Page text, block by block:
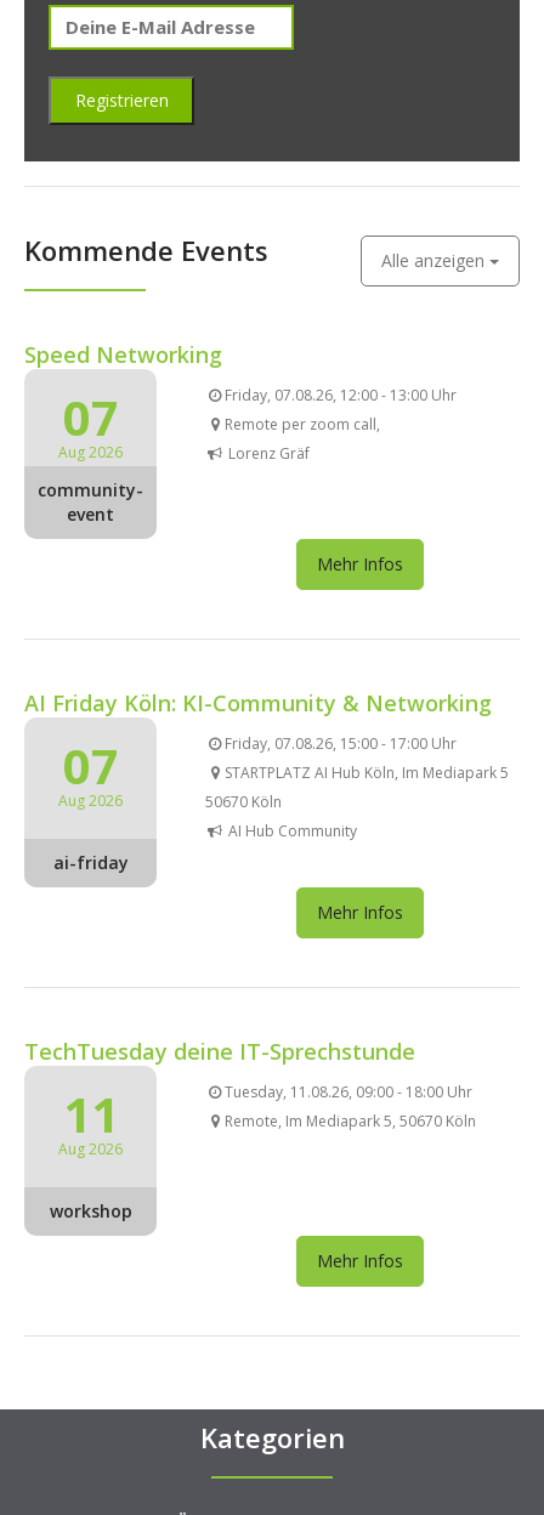
Kommende Events Alle anzeigen
Speed Networking
07
Aug 2026
community-
event
Friday, 07.08.26, 12:00 - 13:00 Uhr
Remote per zoom call,
Lorenz Gräf
Mehr Infos
AI Friday Köln: KI-Community & Networking
07
Aug 2026
ai-friday
Friday, 07.08.26, 15:00 - 17:00 Uhr
STARTPLATZ AI Hub Köln, Im Mediapark 5
50670 Köln
AI Hub Community
Mehr Infos
TechTuesday deine IT-Sprechstunde
11
Aug 2026
workshop
Tuesday, 11.08.26, 09:00 - 18:00 Uhr
Remote, Im Mediapark 5, 50670 Köln
Mehr Infos
Kategorien